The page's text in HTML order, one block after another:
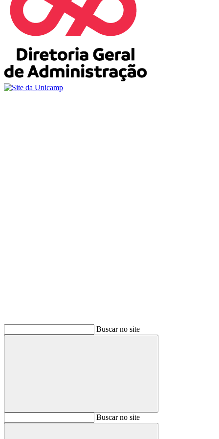
Buscar no site
BuscarBuscar no site